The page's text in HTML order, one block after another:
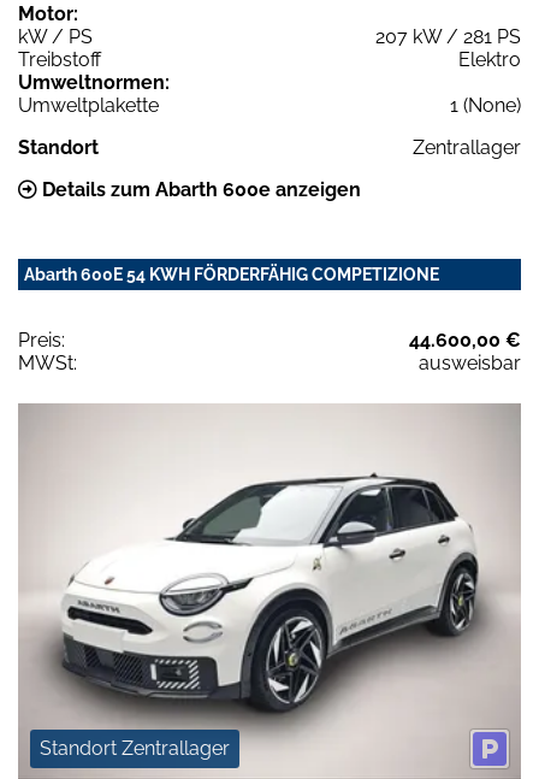
Motor:
kW / PS
207 kW / 281 PS
Treibstoff
Elektro
Umweltnormen:
Umweltplakette
1 (None)
Standort
Zentrallager
Details zum Abarth 600e anzeigen
Abarth 600E 54 KWH FÖRDERFÄHIG COMPETIZIONE
Preis:
44.600,00 €
MWSt:
ausweisbar
Standort Zentrallager